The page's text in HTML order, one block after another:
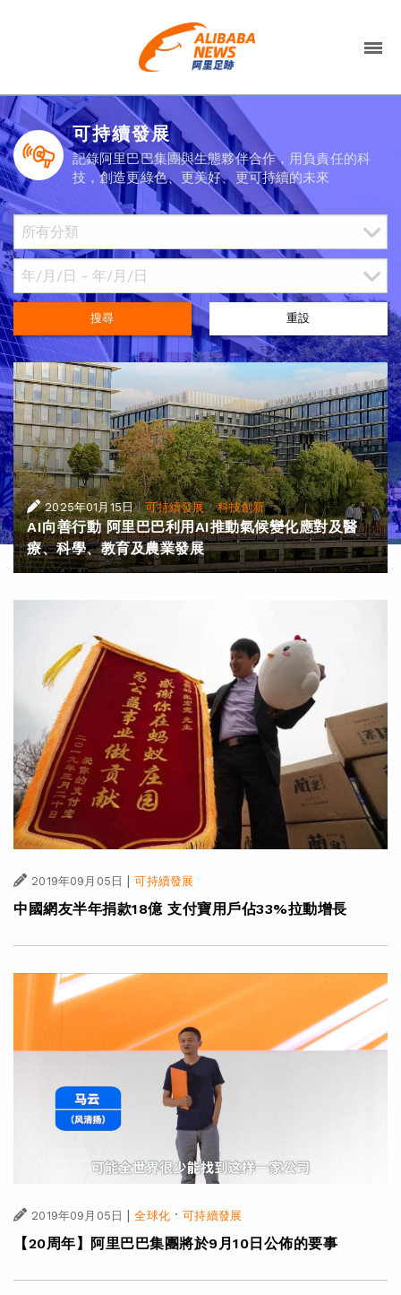
可持續發展
記錄阿里巴巴集團與生態夥伴合作，用負責任的科
技，創造更綠色、更美好、更可持續的未來
搜尋 重設
2025年01月15日 |可持續發展·科技創新
AI向善行動 阿里巴巴利用AI推動氣候變化應對及醫
療、科學、教育及農業發展
2019年09月05日 | 可持續發展
中國網友半年捐款18億 支付寶用戶佔33%拉動增長
2019年09月05日 | 全球化·可持續發展
【20周年】阿里巴巴集團將於9月10日公佈的要事